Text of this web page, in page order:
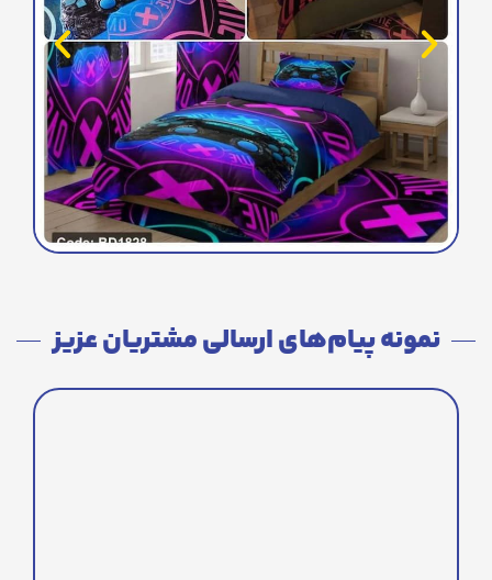
نمونه پیام‌های ارسالی مشتریان عزیز